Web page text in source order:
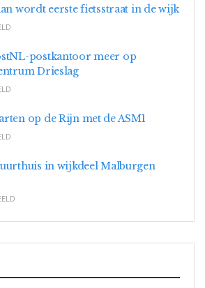
wordt eerste fietsstraat in de wijk
postkantoor meer op
Drieslag
op de Rijn met de ASM1
in wijkdeel Malburgen